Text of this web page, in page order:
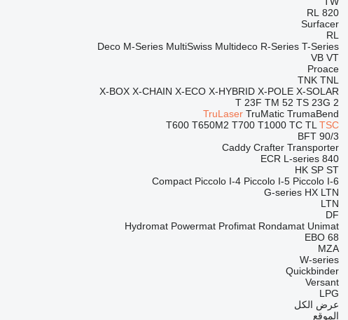
820
RL
Surfacer
RL
Deco M-Series MultiSwiss Multideco R-Series T-Series
VB VT
Proace
TNK TNL
X-BOX X-CHAIN X-ECO X-HYBRID X-POLE X-SOLAR
T 23F TM 52 TS 23G 2
TruLaser TruMatic TrumaBend
T600 T650M2 T700 T1000 TC TL TSC
BFT 90/3
Caddy Crafter Transporter
840
ECR L-series
HK SP ST
Compact Piccolo I-4 Piccolo I-5 Piccolo I-6
G-series HX LTN
LTN
DF
Hydromat Powermat Profimat Rondamat Unimat
EBO 68
MZA
W-series
Quickbinder
Versant
LPG
عرض الكل
الموقع